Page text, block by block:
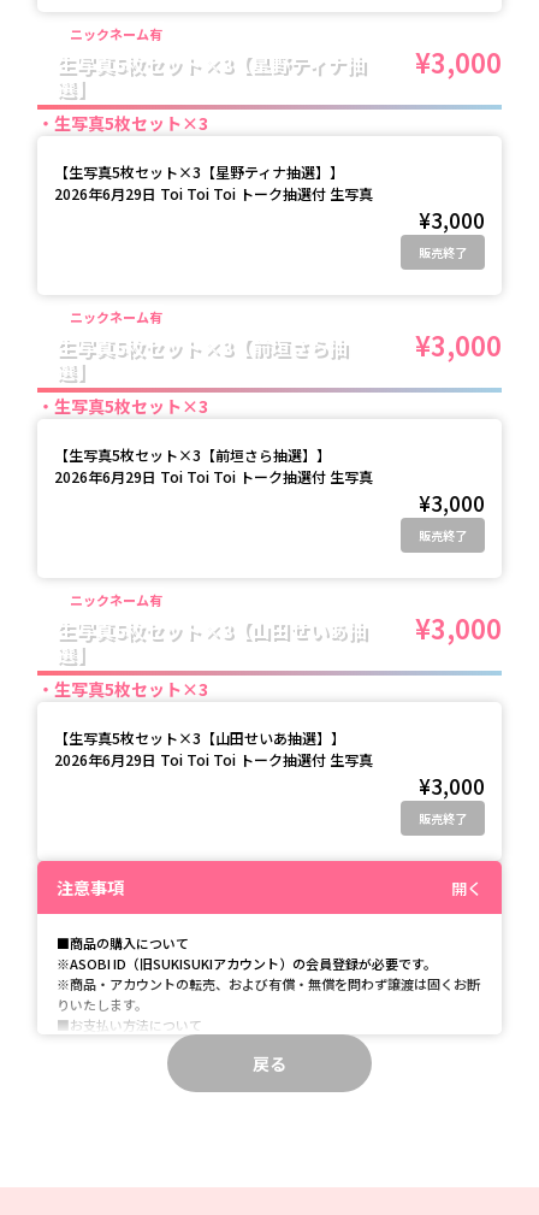
ニックネーム有
生写真5枚セット×3【星野ティナ抽
選】
¥3,000
生写真5枚セット×3
【生写真5枚セット×3【星野ティナ抽選】 】
2026年6月29日 Toi Toi Toi トーク抽選付 生写真
¥3,000
販売終了
ニックネーム有
生写真5枚セット×3【前垣さら抽
選】
¥3,000
生写真5枚セット×3
【生写真5枚セット×3【前垣さら抽選】 】
2026年6月29日 Toi Toi Toi トーク抽選付 生写真
¥3,000
販売終了
ニックネーム有
生写真5枚セット×3【山田せいあ抽
選】
¥3,000
生写真5枚セット×3
【生写真5枚セット×3【山田せいあ抽選】 】
2026年6月29日 Toi Toi Toi トーク抽選付 生写真
¥3,000
販売終了
注意事項 開く
■商品の購入について
※ASOBI ID（旧SUKISUKIアカウント）の会員登録が必要です。
※商品・アカウントの転売、および有償・無償を問わず譲渡は固くお断
りいたします。
■お支払い方法について
※クレジットカード・PayPayがご利用いただけます。
■PayPayに関する注意事項
PayPayでのお支払い完了後、弊社サイトに自動で戻る前に画面を閉じ
までご連絡ください。
戻る